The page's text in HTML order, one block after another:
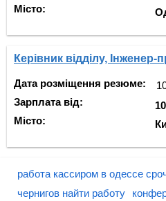
Місто:
Керівник відділу,
Дата розміщення резюме:
Зарплата від:
Місто:
работа кассиром в одессе
чернигов найти работу